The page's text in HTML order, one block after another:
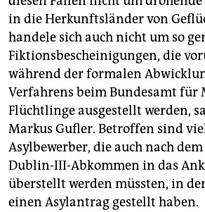
in die Herkunftsländer von
handele sich auch nicht um so
Fiktionsbescheinigungen, die
während der formalen
Verfahrens beim Bundesamt
Flüchtlinge ausgestellt werden,
Markus Gufler. Betroffen sind
Asylbewerber, die auch nach
Dublin-III-Abkommen in das
überstellt werden müssten, in
einen Asylantrag gestellt haben.